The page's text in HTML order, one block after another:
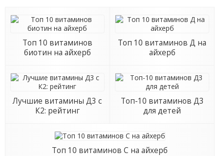
Топ 10 витаминов
биотин на айхерб
Топ 10 витаминов Д на
айхерб
Лучшие витамины Д3 с
К2: рейтинг
Топ-10 витаминов Д3
для детей
Топ 10 витаминов С на айхерб